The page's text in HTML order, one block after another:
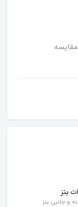
مقایسه
بنز
و جانبی بنز